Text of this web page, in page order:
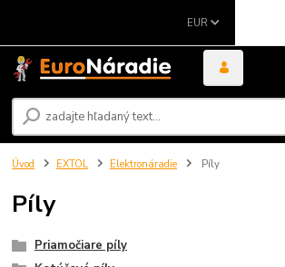
EUR
Úvod EXTOL Elektronáradie Píly
Píly
Priamočiare píly